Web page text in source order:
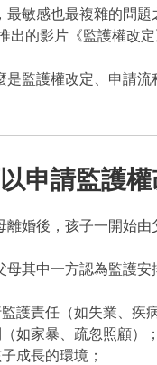
最敏感也最複雜的問
出的影片《監護權改
監護權改定、申請
申請監護
離婚後，孩子一開始
其中一方認為監護
護責任（如失業、疾
如家暴、疏忽照顧）；
成長的環境；